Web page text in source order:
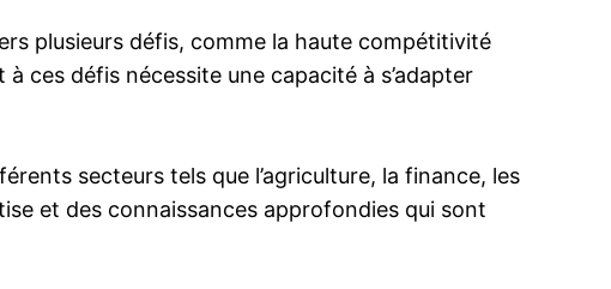
plusieurs défis, comme la haute compétitivité
ces défis nécessite une capacité à s’adapter
secteurs tels que l’agriculture, la finance, les
et des connaissances approfondies qui sont